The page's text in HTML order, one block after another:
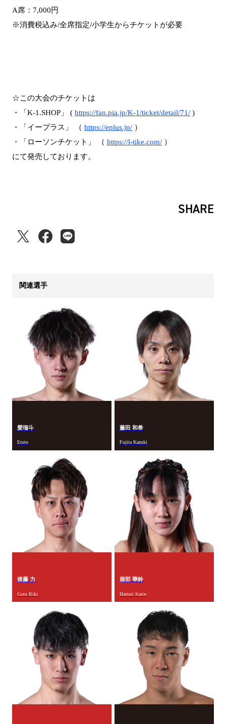
A席：7,000円
※消費税込み/全席指定/小学生からチケットが必要
☆この大会のチケットは
・「K-1.SHOP」 ( https://fan.pia.jp/K-1/ticket/detail/71/ )
・「イープラス」 （ https://eplus.jp/ ）
・「ローソンチケット」 （ https://l-tike.com/ ）
にて発売しております。
SHARE
関連選手
愛瑠斗
Eruto
藤田 和希
Fujita Kazuki
後藤 力
Goto Riki
服部 華鈴
Hattori Karin